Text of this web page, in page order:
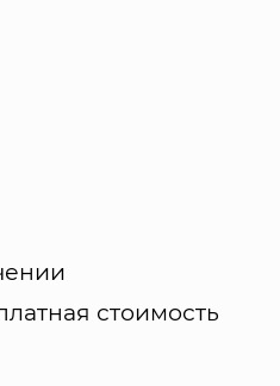
стоимость